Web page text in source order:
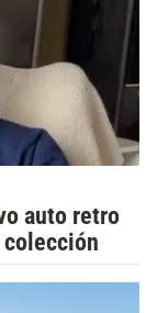
auto retro
colección